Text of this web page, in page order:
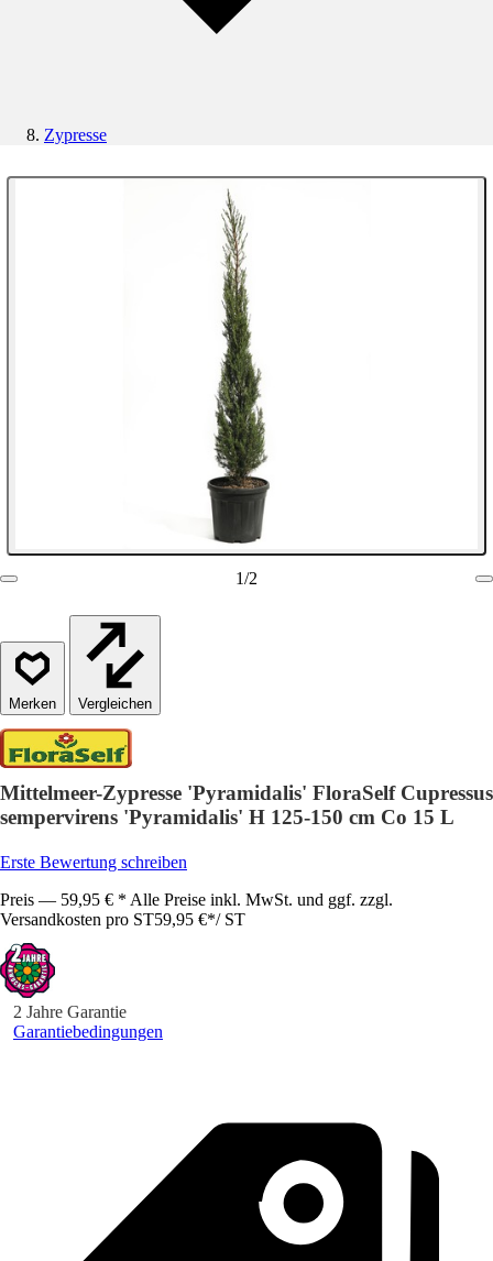
Zypresse
1/2
Vergleichen
Mittelmeer-Zypresse 'Pyramidalis' FloraSelf Cupressus
sempervirens 'Pyramidalis' H 125-150 cm Co 15 L
Erste Bewertung schreiben
Preis — 59,95 € * Alle Preise inkl. MwSt. und ggf. zzgl.
Versandkosten pro ST59,95 €*/ ST
2 Jahre Garantie
Garantiebedingungen